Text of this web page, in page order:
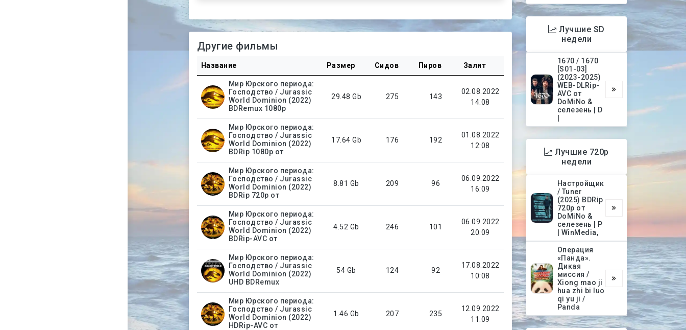
Другие фильмы
Название Размер Сидов Пиров Залит
Мир Юрского периода:
Господство / Jurassic
World Dominion (2022)
BDRemux 1080p
29.48 Gb 275 143
02.08.2022
14:08
Мир Юрского периода:
Господство / Jurassic
World Dominion (2022)
BDRip 1080p от
17.64 Gb 176 192
01.08.2022
12:08
Мир Юрского периода:
Господство / Jurassic
World Dominion (2022)
BDRip 720p от
8.81 Gb 209 96
06.09.2022
16:09
Мир Юрского периода:
Господство / Jurassic
World Dominion (2022)
BDRip-AVC от
4.52 Gb 246 101
06.09.2022
20:09
Мир Юрского периода:
Господство / Jurassic
World Dominion (2022)
UHD BDRemux
54 Gb 124 92
17.08.2022
10:08
Мир Юрского периода:
Господство / Jurassic
World Dominion (2022)
HDRip-AVC от
1.46 Gb 207 235
12.09.2022
11:09
Лучшие SD
недели
1670 / 1670
[S01-03]
(2023-2025)
WEB-DLRip-
AVC от
DoMiNo &
селезень | D
Лучшие 720p
недели
Настройщик
/ Tuner
(2025) BDRip
720p от
DoMiNo &
селезень | P
| WinMedia,
Операция
«Панда».
Дикая
миссия /
Xiong mao ji
hua zhi bi luo
qi yu ji /
Panda